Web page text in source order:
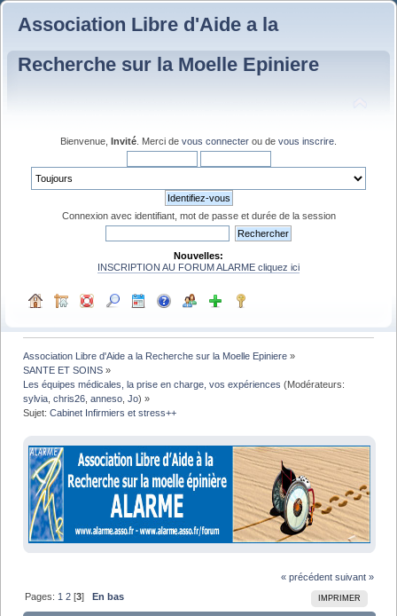
Association Libre d'Aide a la
Recherche sur la Moelle Epiniere
Bienvenue, Invité . Merci de vous connecter ou de vous inscrire
Connexion avec identifiant, mot de passe et durée de la session
Nouvelles:
INSCRIPTION AU FORUM ALARME cliquez ici
Association Libre d'Aide a la Recherche sur la Moelle Epiniere »
SANTE ET SOINS »
Les équipes médicales, la prise en charge, vos expériences (Modérateurs:
sylvia ,chris26 ,anneso ,Jo) »
Sujet:Cabinet Infirmiers et stress++
« précédent suivant »
IMPRIMER
Pages: 1 2 [3] En bas